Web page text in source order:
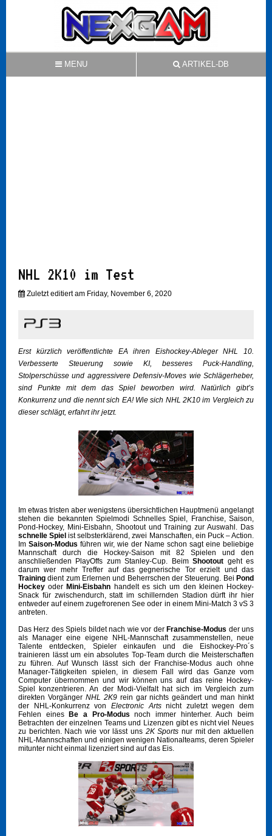
MENU ARTIKEL-DB
NHL 2K10 im Test
Zuletzt editiert am Friday, November 6, 2020
Erst kürzlich veröffentlichte EA ihren Eishockey-Ableger NHL 10.
Verbesserte Steuerung sowie KI, besseres Puck-Handling,
Stolperschüsse und aggressivere Defensiv-Moves wie Schlägerheber,
sind Punkte mit dem das Spiel beworben wird. Natürlich gibt’s
Konkurrenz und die nennt sich EA! Wie sich NHL 2K10 im Vergleich zu
dieser schlägt, erfahrt ihr jetzt.
Im etwas tristen aber wenigstens übersichtlichen Hauptmenü angelangt
stehen die bekannten Spielmodi Schnelles Spiel, Franchise, Saison,
Pond-Hockey, Mini-Eisbahn, Shootout und Training zur Auswahl. Das
schnelle Spielist selbsterklärend, zwei Manschaften, ein Puck – Action.
Im Saison-Modus führen wir, wie der Name schon sagt eine beliebige
Mannschaft durch die Hockey-Saison mit 82 Spielen und den
anschließenden PlayOffs zum Stanley-Cup. BeimShootout geht es
darum wer mehr Treffer auf das gegnerische Tor erzielt und das
Trainingdient zum Erlernen und Beherrschen der Steuerung. Bei Pond
Hockeyoder Mini-Eisbahn handelt es sich um den kleinen Hockey-
Snack für zwischendurch, statt im schillernden Stadion dürft ihr hier
entweder auf einem zugefrorenen See oder in einem Mini-Match 3 vS 3
antreten.
Das Herz des Spiels bildet nach wie vor der Franchise-Modus der uns
als Manager eine eigene NHL-Mannschaft zusammenstellen, neue
Talente entdecken, Spieler einkaufen und die Eishockey-Pro´s
trainieren lässt um ein absolutes Top-Team durch die Meisterschaften
zu führen. Auf Wunsch lässt sich der Franchise-Modus auch ohne
Manager-Tätigkeiten spielen, in diesem Fall wird das Ganze vom
Computer übernommen und wir können uns auf das reine Hockey-
Spiel konzentrieren. An der Modi-Vielfalt hat sich im Vergleich zum
direkten Vorgänger NHL 2K9rein gar nichts geändert und man hinkt
der NHL-Konkurrenz von Electronic Artsnicht zuletzt wegen dem
Fehlen eines
Be a Pro-Modusnoch immer hinterher. Auch beim
Betrachten der einzelnen Teams und Lizenzen gibt es nicht viel Neues
zu berichten. Nach wie vor lässt uns 2K Sports nur mit den aktuellen
NHL-Mannschaften und einigen wenigen Nationalteams, deren Spieler
mitunter nicht einmal lizenziert sind auf das Eis.